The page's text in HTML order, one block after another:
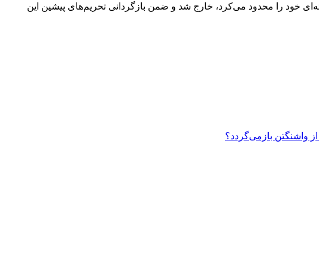
هسته‌ای خود را محدود می‌کرد، خارج شد و ضمن بازگردانی تحریم‌های پیشین این
واشنگتن بازمی‌گردد؟